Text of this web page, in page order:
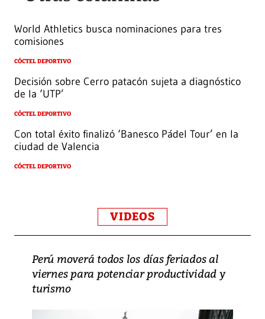
World Athletics busca nominaciones para tres
comisiones
CÓCTEL DEPORTIVO
Decisión sobre Cerro patacón sujeta a diagnóstico
de la ‘UTP’
CÓCTEL DEPORTIVO
Con total éxito finalizó ‘Banesco Pádel Tour’ en la
ciudad de Valencia
CÓCTEL DEPORTIVO
VIDEOS
Perú moverá todos los días feriados al
viernes para potenciar productividad y
turismo